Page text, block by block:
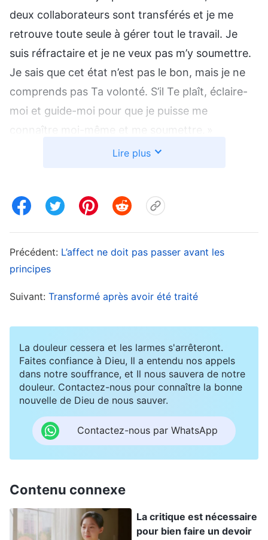
deux collaborateurs sont transférés et je me
retrouve toute seule à gérer tout le travail. Je
suis réfractaire et je ne veux pas m’y soumettre.
Je sais que cet état n’est pas le bon, mais je ne
comprends pas Ta volonté. S’il Te plaît, éclaire-
moi et guide-moi pour que je puisse me
connaître moi-même et me soumettre. »
Plus tard, une sœur m’a envoyé un passage des
«Quelles sont les manifestations d’une
manifestations d’une personne honnête. En
dehors de cela, la manifestation la plus
importante, c’est de chercher et de pratiquer la
relègues tout le temps les paroles de Dieu dans
un coin de ton esprit et tu fais tout ce que tu
veux. Est-ce la manifestation d’une personne
faible, j’ai un cœur honnête.” Et cependant,
responsabilité si tu ne l’accomplis pas bien,
donc tu présentes des excuses pour t’exonérer
de ton devoir et tu suggères que quelqu’un
Lire plus
Précédent: L’affect ne doit pas passer avant les
principes
Suivant: Transformé après avoir été traité
La douleur cessera et les larmes s'arrêteront.
Faites confiance à Dieu, Il a entendu nos appels
dans notre souffrance, et Il nous sauvera de notre
douleur. Contactez-nous pour connaître la bonne
nouvelle de Dieu de nous sauver.
Contactez-nous par WhatsApp
Contenu connexe
La critique est nécessaire
pour bien faire un devoir